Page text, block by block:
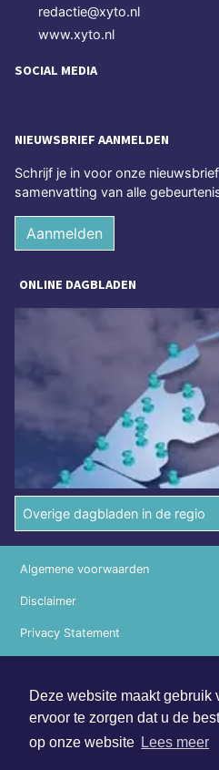
Deze website maakt gebruik
ervoor te zorgen dat u de
op onze website Lees meer
redactie@xyto.nl
www.xyto.nl
SOCIAL MEDIA
NIEUWSBRIEF AANMELDEN
Schrijf je in voor onze
samenvatting van alle
Aanmelden
ONLINE DAGBLADEN
Overige dagbladen in de regio
voorbehouden
Algemene voorwaarden
Disclaimer
Privacy Statement